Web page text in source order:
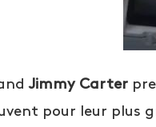
Jimmy Carter
pour leur plus